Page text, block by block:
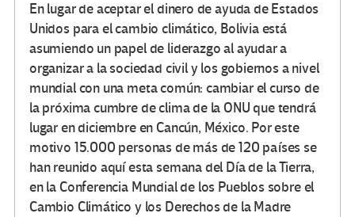
En lugar de aceptar el dinero de ayuda de Estados
Unidos para el cambio climático, Bolivia está
asumiendo un papel de liderazgo al ayudar a
organizar a la sociedad civil y los gobiernos a nivel
mundial con una meta común: cambiar el curso de
la próxima cumbre de clima de la ONU que tendrá
lugar en diciembre en Cancún, México. Por este
motivo 15.000 personas de más de 120 países se
han reunido aquí esta semana del Día de la Tierra,
en la Conferencia Mundial de los Pueblos sobre el
Cambio Climático y los Derechos de la Madre